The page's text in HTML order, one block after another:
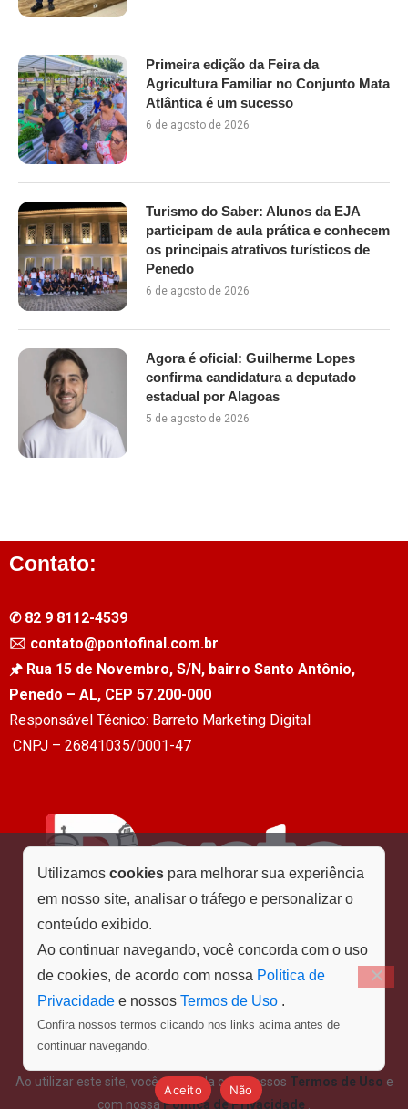
Primeira edição da Feira da
Agricultura Familiar no Conjunto Mata
Atlântica é um sucesso
6 de agosto de 2026
Turismo do Saber: Alunos da EJA
participam de aula prática e conhecem
os principais atrativos turísticos de
Penedo
6 de agosto de 2026
Agora é oficial: Guilherme Lopes
confirma candidatura a deputado
estadual por Alagoas
5 de agosto de 2026
Utilizamos cookies para melhorar sua experiência
em nosso site, analisar o tráfego e personalizar o
conteúdo exibido.
Ao continuar navegando, você concorda com o uso
de cookies, de acordo com nossa Política de
Privacidade e nossos Termos de Uso .
Confira nossos termos clicando nos links acima antes de
continuar navegando.
Aceito Não
Contato:
✆ 82 9 8112-4539
🖂 contato@pontofinal.com.br
🖈 Rua 15 de Novembro, S/N, bairro Santo Antônio,
Penedo – AL, CEP 57.200-000
Responsável Técnico: Barreto Marketing Digital
CNPJ – 26841035/0001-47
Ao utilizar este site, você concorda com nossos Termos de Uso e
com nossaPolítica de Privacidade .